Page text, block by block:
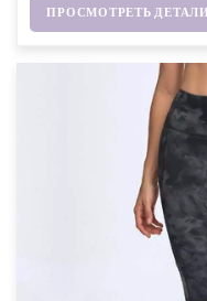
ПРОСМОТРЕТЬ ДЕТАЛИ